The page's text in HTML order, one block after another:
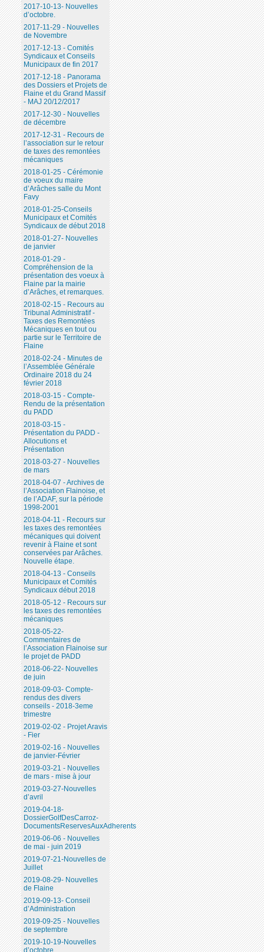
2017-10-13- Nouvelles
d’octobre.
2017-11-29 - Nouvelles
de Novembre
2017-12-13 - Comités
Syndicaux et Conseils
Municipaux de fin 2017
2017-12-18 - Panorama
des Dossiers et Projets de
Flaine et du Grand Massif
- MAJ 20/12/2017
2017-12-30 - Nouvelles
de décembre
2017-12-31 - Recours de
l’association sur le retour
de taxes des remontées
mécaniques
2018-01-25 - Cérémonie
de voeux du maire
d’Arâches salle du Mont
Favy
2018-01-25-Conseils
Municipaux et Comités
Syndicaux de début 2018
2018-01-27- Nouvelles
de janvier
2018-01-29 -
Compréhension de la
présentation des voeux à
Flaine par la mairie
d’Arâches, et remarques.
2018-02-15 - Recours au
Tribunal Administratif -
Taxes des Remontées
Mécaniques en tout ou
partie sur le Territoire de
Flaine
2018-02-24 - Minutes de
l’Assemblée Générale
Ordinaire 2018 du 24
février 2018
2018-03-15 - Compte-
Rendu de la présentation
du PADD
2018-03-15 -
Présentation du PADD -
Allocutions et
Présentation
2018-03-27 - Nouvelles
de mars
2018-04-07 - Archives de
l’Association Flainoise, et
de l’ADAF, sur la période
1998-2001
2018-04-11 - Recours sur
les taxes des remontées
mécaniques qui doivent
revenir à Flaine et sont
conservées par Arâches.
Nouvelle étape.
2018-04-13 - Conseils
Municipaux et Comités
Syndicaux début 2018
2018-05-12 - Recours sur
les taxes des remontées
mécaniques
2018-05-22-
Commentaires de
l’Association Flainoise sur
le projet de PADD
2018-06-22- Nouvelles
de juin
2018-09-03- Compte-
rendus des divers
conseils - 2018-3eme
trimestre
2019-02-02 - Projet Aravis
- Fier
2019-02-16 - Nouvelles
de janvier-Février
2019-03-21 - Nouvelles
de mars - mise à jour
2019-03-27-Nouvelles
d’avril
2019-04-18-
DossierGolfDesCarroz-
DocumentsReservesAuxAdherents
2019-06-06 - Nouvelles
de mai - juin 2019
2019-07-21-Nouvelles de
Juillet
2019-08-29- Nouvelles
de Flaine
2019-09-13- Conseil
d’Administration
2019-09-25 - Nouvelles
de septembre
2019-10-19-Nouvelles